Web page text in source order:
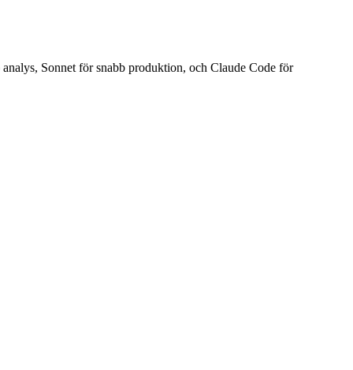
Sonnet för snabb produktion, och Claude Code för